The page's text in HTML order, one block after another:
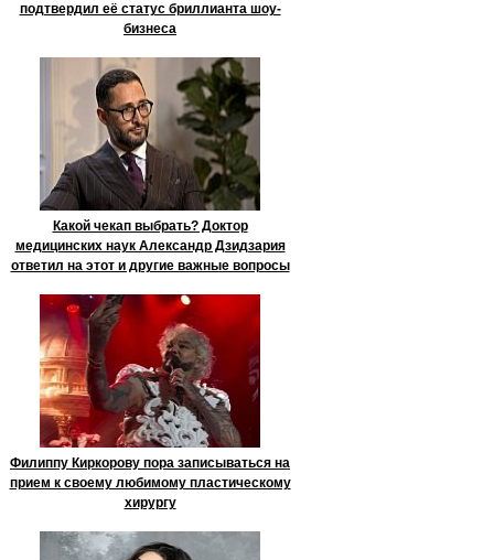
подтвердил её статус бриллианта шоу-
бизнеса
Какой чекап выбрать? Доктор
медицинских наук Александр Дзидзария
ответил на этот и другие важные вопросы
Филиппу Киркорову пора записываться на
прием к своему любимому пластическому
хирургу